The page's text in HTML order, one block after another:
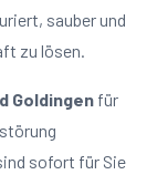
sauber und
zu lösen.
Goldingenfür
sofort für Sie